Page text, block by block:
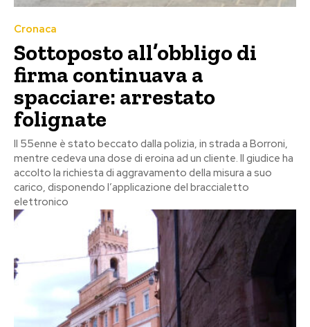
Cronaca
Sottoposto all’obbligo di
firma continuava a
spacciare: arrestato
folignate
Il 55enne è stato beccato dalla polizia, in strada a Borroni,
mentre cedeva una dose di eroina ad un cliente. Il giudice ha
accolto la richiesta di aggravamento della misura a suo
carico, disponendo l’applicazione del braccialetto
elettronico